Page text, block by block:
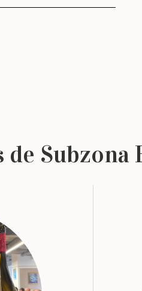
de Subzona